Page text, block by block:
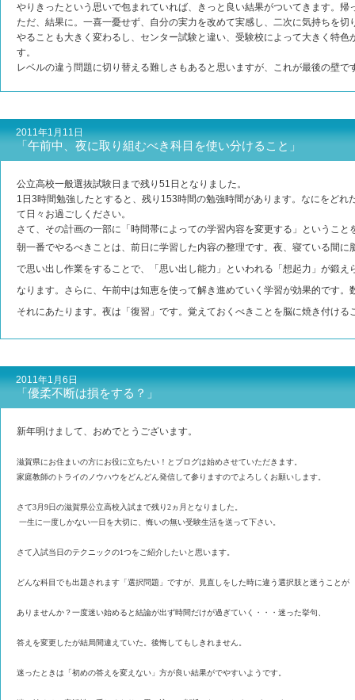
やりきったという思いで包まれていれば、きっと良い結果がついてきます。帰
ただ、結果に。一喜一憂せず、自分の実力を改めて実感し、二次に気持ちを切
やることも大きく変わるし、センター試験と違い、受験校によって大きく特
す。
レベルの違う問題に切り替える難しさもあると思いますが、これが最後の壁
2011年1月11日
「午前中、夜に取り組むべき科目を使い分けること」
公立高校一般選抜試験日まで残り51日となりました。
1日3時間勉強したとすると、残り153時間の勉強時間があります。なにをどれ
て日々お過ごしください。
さて、その計画の一部に「時間帯によっての学習内容を変更する」ということ
朝一番でやるべきことは、前日に学習した内容の整理です。夜、寝ている間に
で思い出し作業をすることで、「思い出し能力」といわれる「想起力」が鍛
なります。さらに、午前中は知恵を使って解き進めていく学習が効果的です。
それにあたります。夜は「復習」です。覚えておくべきことを脳に焼き付ける
2011年1月6日
「優柔不断は損をする？」
新年明けまして、おめでとうございます。
滋賀県にお住まいの方にお役に立ちたい！とブログは始めさせていただきます。
家庭教師のトライのノウハウをどんどん発信して参りますのでよろしくお願いします。
さて3月9日の滋賀県公立高校入試まで残り2ヵ月となりました。
一生に一度しかない一日を大切に、悔いの無い受験生活を送って下さい。
さて入試当日のテクニックの1つをご紹介したいと思います。
どんな科目でも出題されます「選択問題」ですが、見直しをした時に違う選択肢と迷うことが
ありませんか？一度迷い始めると結論が出ず時間だけが過ぎていく・・・ 迷った挙句、
答えを変更したが結局間違えていた。後悔してもしきれません。
迷ったときは「初めの答えを変えない」方が良い結果がでやすいようです。